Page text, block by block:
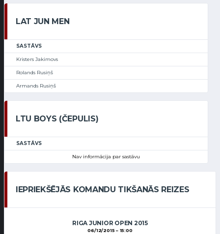
LAT JUN MEN
SASTĀVS
Kristers Jakimovs
Rolands Rusiņš
Armands Rusiņš
LTU BOYS (ČEPULIS)
SASTĀVS
Nav informācija par sastāvu
IEPRIEKŠĒJĀS KOMANDU TIKŠANĀS REIZES
RIGA JUNIOR OPEN 2015
06/12/2015 15:00